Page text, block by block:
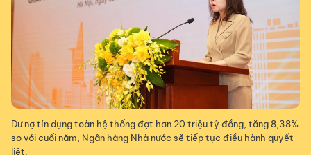
Dư nợ tín dụng toàn hệ thống đạt hơn 20 triệu tỷ đồng, tăng 8,38%
so với cuối năm, Ngân hàng Nhà nước sẽ tiếp tục điều hành quyết
liệt.